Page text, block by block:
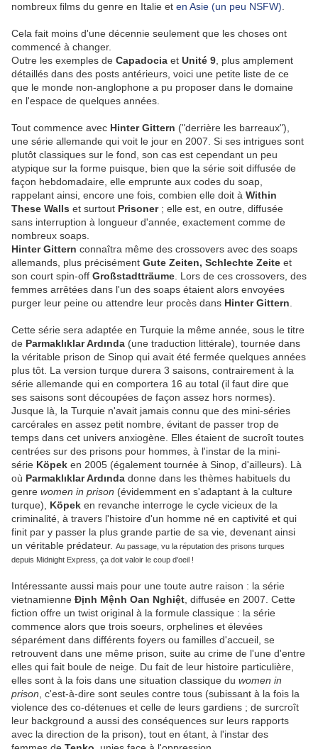
nombreux films du genre en Italie et en Asie (un peu NSFW)
Cela fait moins d'une décennie seulement que les choses ont
commencé à changer.
Outre les exemples de Capadocia et Unité 9 , plus amplement
détaillés dans des posts antérieurs, voici une petite liste de ce
que le monde non-anglophone a pu proposer dans le domaine
en l'espace de quelques années.
Tout commence avec Hinter Gittern ("derrière les barreaux"),
une série allemande qui voit le jour en 2007. Si ses intrigues sont
plutôt classiques sur le fond, son cas est cependant un peu
atypique sur la forme puisque, bien que la série soit diffusée de
façon hebdomadaire, elle emprunte aux codes du soap,
rappelant ainsi, encore une fois, combien elle doit à Within
These Walls et surtout Prisoner; elle est, en outre, diffusée
sans interruption à longueur d'année, exactement comme de
nombreux soaps.
Hinter Gittern connaîtra même des crossovers avec des soaps
allemands, plus précisément Gute Zeiten, Schlechte Zeite et
son court spin-off Großstadtträume . Lors de ces crossovers, des
femmes arrêtées dans l'un des soaps étaient alors envoyées
purger leur peine ou attendre leur procès dans Hinter Gittern
Cette série sera adaptée en Turquie la même année, sous le titre
de Parmaklıklar Ardında (une traduction littérale), tournée dans
la véritable prison de Sinop qui avait été fermée quelques années
plus tôt. La version turque durera 3 saisons, contrairement à la
série allemande qui en comportera 16 au total (il faut dire que
ses saisons sont découpées de façon assez hors normes).
Jusque là, la Turquie n'avait jamais connu que des mini-séries
carcérales en assez petit nombre, évitant de passer trop de
temps dans cet univers anxiogène. Elles étaient de sucroît toutes
centrées sur des prisons pour hommes, à l'instar de la mini-
série Köpek en 2005 (également tournée à Sinop, d'ailleurs). Là
où Parmaklıklar Ardında donne dans les thèmes habituels du
genre women in prison (évidemment en s'adaptant à la culture
turque), Köpek en revanche interroge le cycle vicieux de la
criminalité, à travers l'histoire d'un homme né en captivité et qui
finit par y passer la plus grande partie de sa vie, devenant ainsi
un véritable prédateur. Au passage, vu la réputation des prisons turques
depuis Midnight Express, ça doit valoir le coup d'oeil !
Intéressante aussi mais pour une toute autre raison : la série
vietnamienne Định Mệnh Oan Nghiệt , diffusée en 2007. Cette
fiction offre un twist original à la formule classique : la série
commence alors que trois soeurs, orphelines et élevées
séparément dans différents foyers ou familles d'accueil, se
retrouvent dans une même prison, suite au crime de l'une d'entre
elles qui fait boule de neige. Du fait de leur histoire particulière,
elles sont à la fois dans une situation classique du women in
prison , c'est-à-dire sont seules contre tous (subissant à la fois la
violence des co-détenues et celle de leurs gardiens ; de surcroît
leur background a aussi des conséquences sur leurs rapports
avec la direction de la prison), tout en étant, à l'instar des